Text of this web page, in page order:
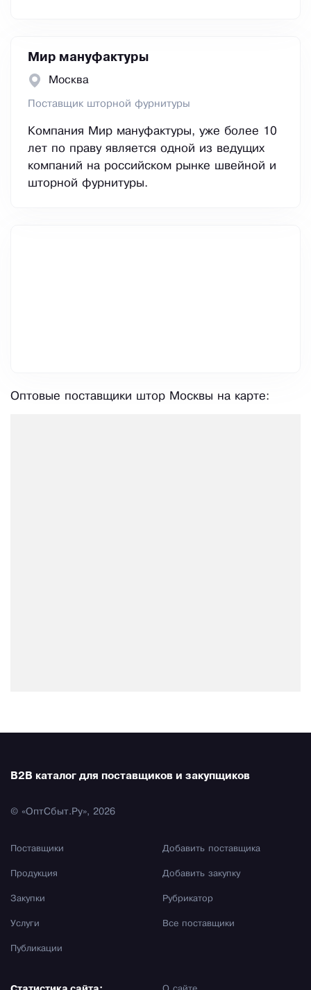
Мир мануфактуры
Москва
Поставщик шторной фурнитуры
Компания Мир мануфактуры, уже более 10
лет по праву является одной из ведущих
компаний на российском рынке швейной и
шторной фурнитуры.
Оптовые поставщики штор Москвы на карте:
B2B каталог для поставщиков и закупщиков
© «ОптСбыт.Ру», 2026
Поставщики
Продукция
Закупки
Услуги
Публикации
Добавить поставщика
Добавить закупку
Рубрикатор
Все поставщики